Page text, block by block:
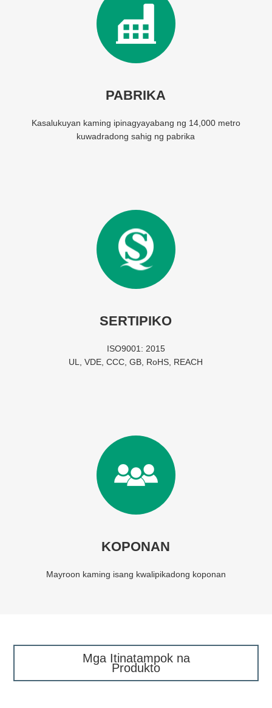
PABRIKA
Kasalukuyan kaming ipinagyayabang ng 14,000 metro
kuwadradong sahig ng pabrika
SERTIPIKO
ISO9001: 2015
UL, VDE, CCC, GB, RoHS, REACH
KOPONAN
Mayroon kaming isang kwalipikadong koponan
Mga Itinatampok na
Produkto